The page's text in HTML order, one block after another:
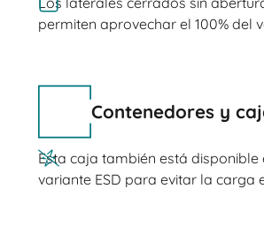
permiten aprovechar el 100% del
Contenedores y
Esta caja también está disponible
variante ESD para evitar la carga